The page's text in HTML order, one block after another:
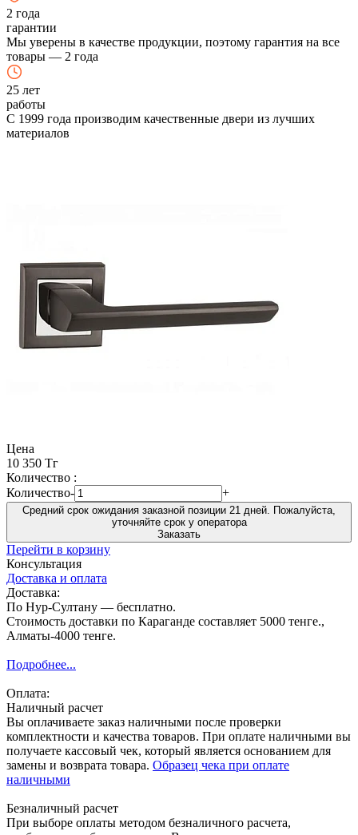
2 года
гарантии
Мы уверены в качестве продукции, поэтому гарантия на все
товары — 2 года
25 лет
работы
С 1999 года производим качественные двери из лучших
материалов
Цена
10 350 Тг
Количество :
Количество- +
Средний срок ожидания заказной позиции 21 дней. Пожалуйста,
уточняйте срок у оператора
Заказать
Перейти в корзину
Консультация
Доставка и оплата
Доставка:
По Нур-Султану — бесплатно.
Стоимость доставки по Караганде составляет 5000 тенге.,
Алматы-4000 тенге.
Подробнее...
Оплата:
Наличный расчет
Вы оплачиваете заказ наличными после проверки
комплектности и качества товаров. При оплате наличными вы
получаете кассовый чек, который является основанием для
замены и возврата товара. Образец чека при оплате
наличными
Безналичный расчет
При выборе оплаты методом безналичного расчета,